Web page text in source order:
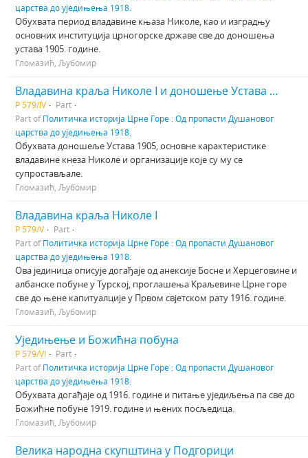
царства до уједињења 1918.
Обухвата период владавине књаза Николе, као и изградњу
основних институција црногорске државе све до доношења
устава 1905. године.
Гломазић, Љубомир
Владавина краља Николе I и доношење Устава 1905. године.
Р 579/IV
Part
Part ofПолитичка историја Црне Горе : Од пропасти Душановог
царства до уједињења 1918.
Обухвата доношеље Устава 1905, основне карактеристике
владавине кнеза Николе и организације које су му се
супростављале.
Гломазић, Љубомир
Владавина краља Николе I
Р 579/V
Part
Part ofПолитичка историја Црне Горе : Од пропасти Душановог
царства до уједињења 1918.
Ова јединица описује догађаје од анексије Босне и Херцеговине и
албанске побуне у Турској, проглашења Краљевине Црне горе
све до њене капитуалције у Првом свјетском рату 1916. године.
Гломазић, Љубомир
Уједињење и Божићна побуна
Р 579/VI
Part
Part ofПолитичка историја Црне Горе : Од пропасти Душановог
царства до уједињења 1918.
Обухвата догађаје од 1916. године и питање уједиљења па све до
Божићне побуне 1919. године и њених посљедица.
Гломазић, Љубомир
Велика народна скупштина у Подгорици